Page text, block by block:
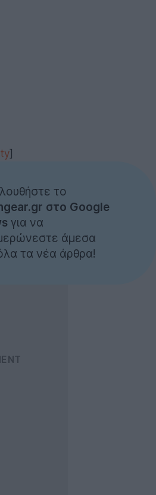
]
το
στο Google
για να
άμεσα
τα νέα άρθρα!